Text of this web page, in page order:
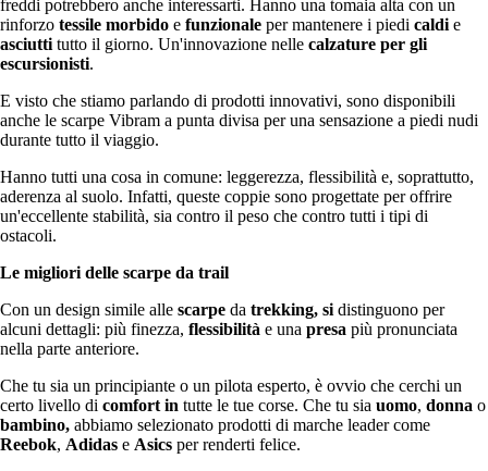
freddi potrebbero anche interessarti. Hanno una tomaia alta con un
rinforzo tessile morbido e funzionale per mantenere i piedi caldie
asciuttitutto il giorno. Un'innovazione nelle calzature per gli
escursionisti.
E visto che stiamo parlando di prodotti innovativi, sono disponibili
anche le scarpe Vibram a punta divisa per una sensazione a piedi nudi
durante tutto il viaggio.
Hanno tutti una cosa in comune: leggerezza, flessibilità e, soprattutto,
aderenza al suolo. Infatti, queste coppie sono progettate per offrire
un'eccellente stabilità, sia contro il peso che contro tutti i tipi di
ostacoli.
Le migliori delle scarpe da trail
Con un design simile alle scarpe da trekking, sidistinguono per
alcuni dettagli: più finezza, flessibilità e una presa più pronunciata
nella parte anteriore.
Che tu sia un principiante o un pilota esperto, è ovvio che cerchi un
certo livello di comfort in tutte le tue corse. Che tu sia uomo, donna o
bambino, abbiamo selezionato prodotti di marche leader come
Reebok, Adidas e Asics per renderti felice.